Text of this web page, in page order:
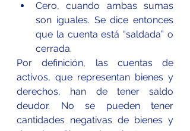
Cero, cuando ambas sumas
son iguales. Se dice entonces
que la cuenta está “saldada” o
cerrada.
Por definición, las cuentas de
activos, que representan bienes y
derechos, han de tener saldo
deudor. No se pueden tener
cantidades negativas de bienes y